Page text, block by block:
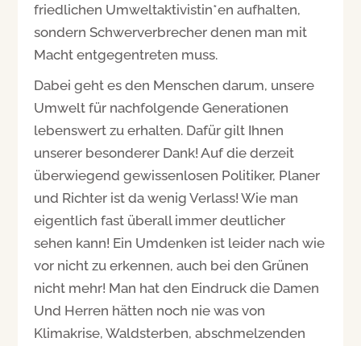
friedlichen Umweltaktivistin*en aufhalten,
sondern Schwerverbrecher denen man mit
Macht entgegentreten muss.
Dabei geht es den Menschen darum, unsere
Umwelt für nachfolgende Generationen
lebenswert zu erhalten. Dafür gilt Ihnen
unserer besonderer Dank! Auf die derzeit
überwiegend gewissenlosen Politiker, Planer
und Richter ist da wenig Verlass! Wie man
eigentlich fast überall immer deutlicher
sehen kann! Ein Umdenken ist leider nach wie
vor nicht zu erkennen, auch bei den Grünen
nicht mehr! Man hat den Eindruck die Damen
Und Herren hätten noch nie was von
Klimakrise, Waldsterben, abschmelzenden